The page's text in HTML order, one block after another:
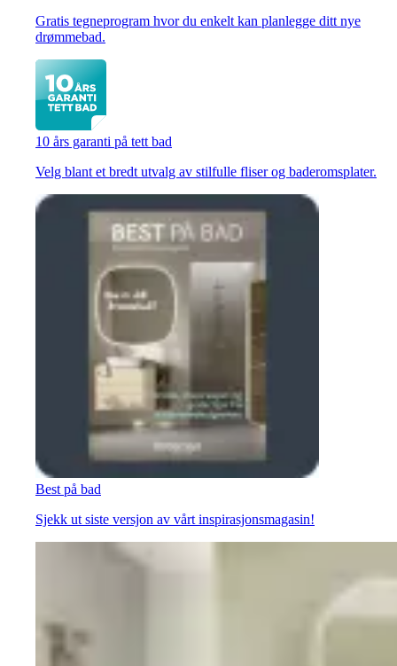
Gratis tegneprogram hvor du enkelt kan planlegge ditt nye
drømmebad.
10 års garanti på tett bad
Velg blant et bredt utvalg av stilfulle fliser og baderomsplater.
Best på bad
Sjekk ut siste versjon av vårt inspirasjonsmagasin!